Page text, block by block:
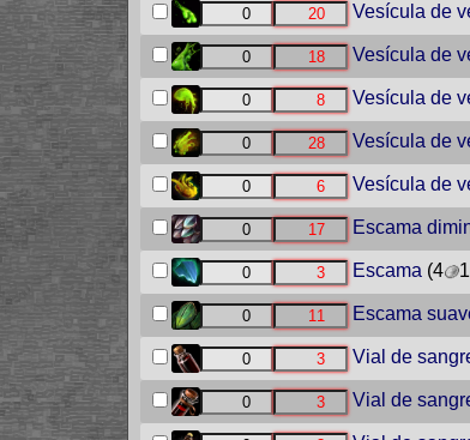
Vesícula de
Vesícula de
Vesícula de
Vesícula de
Vesícula de
Escama
Escama(4
Escama
Vial de
Vial de